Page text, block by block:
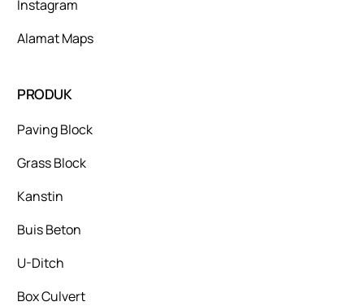
Instagram
Alamat Maps
PRODUK
Paving Block
Grass Block
Kanstin
Buis Beton
U-Ditch
Box Culvert